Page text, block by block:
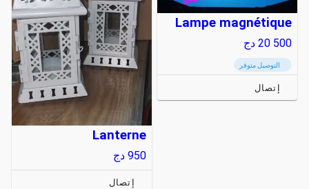
Lampe magnétique
20 500 دج
التوصيل متوفر
إتصال
Lanterne
950 دج
إتصال